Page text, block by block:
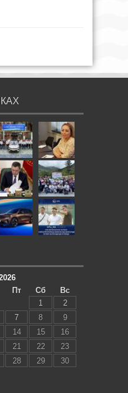
Пт Сб
Вс
1
2
7 8
9
14 15
16
21 22
23
28 29
30